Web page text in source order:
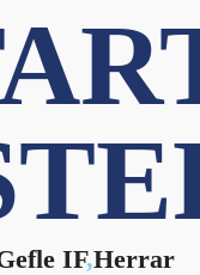
IF,Herrar